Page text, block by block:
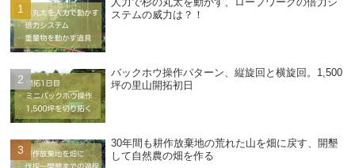
ステムの威力は？！
バックホウ操作パターン、縦旋回と横旋回。1,500
坪の里山開拓初日
30年間も耕作放棄地の荒れた山を畑に戻す、開墾
して自然農の畑を作る